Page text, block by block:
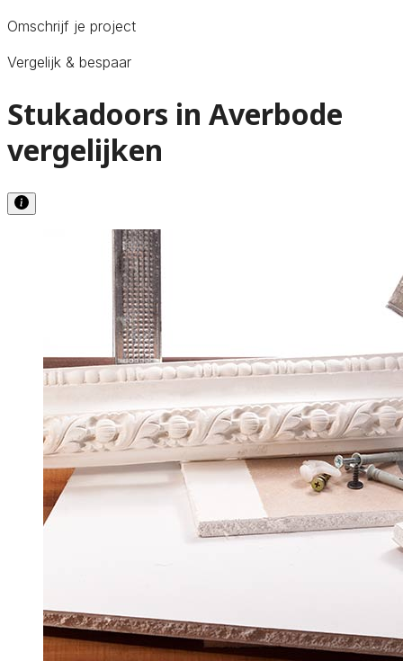
Omschrijf je project
Vergelijk & bespaar
Stukadoors in Averbode
vergelijken